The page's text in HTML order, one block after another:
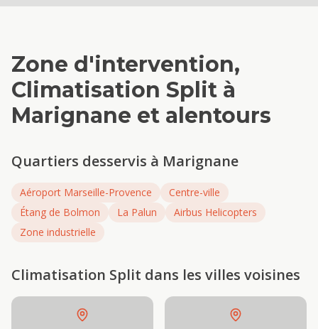
Zone d'intervention,
Climatisation Split à
Marignane et alentours
Quartiers desservis à Marignane
Aéroport Marseille-Provence
Centre-ville
Étang de Bolmon
La Palun
Airbus Helicopters
Zone industrielle
Climatisation Split dans les villes voisines